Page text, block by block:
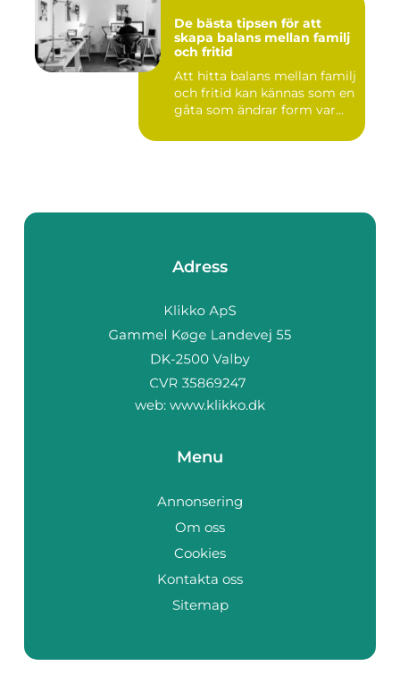
De bästa tipsen för att
skapa balans mellan familj
och fritid
Att hitta balans mellan familj
och fritid kan kännas som en
gåta som ändrar form var...
Adress
web: www.klikko.dk
Menu
Annonsering
Om oss
Cookies
Kontakta oss
Sitemap